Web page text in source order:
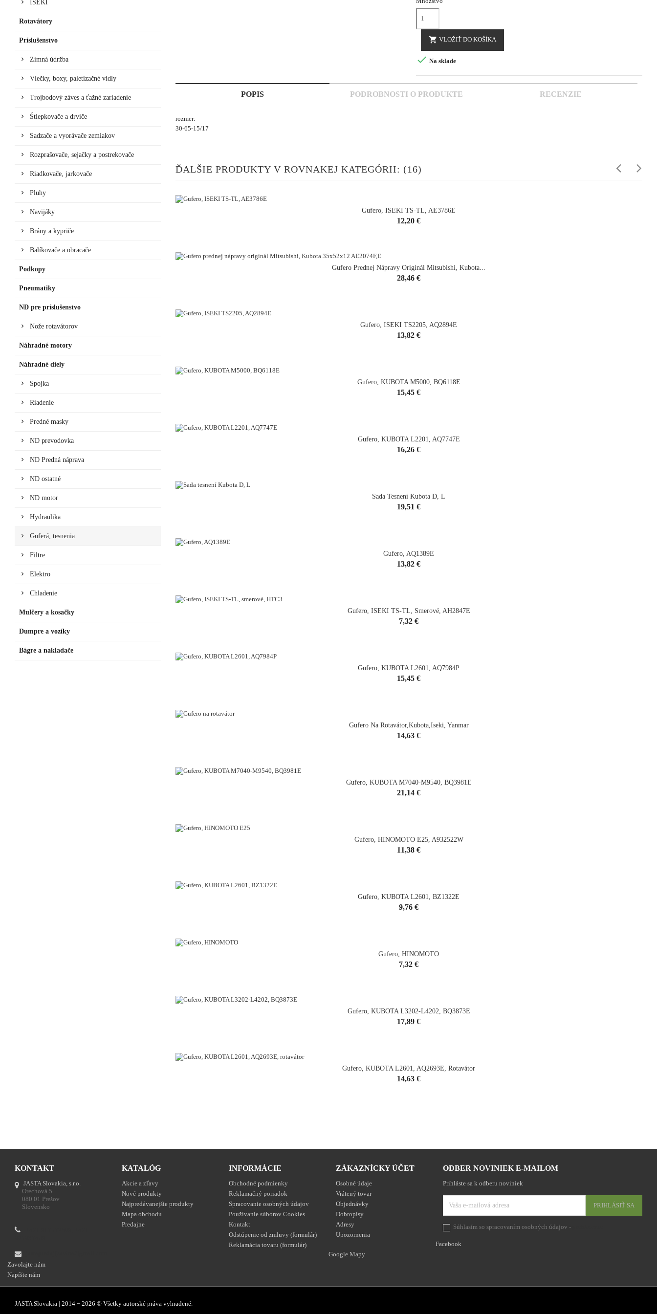
ISEKI
Rotavátory
Príslušenstvo
Zimná údržba
Vlečky, boxy, paletizačné vidly
Trojbodový záves a ťažné zariadenie
Štiepkovače a drviče
Sadzače a vyorávače zemiakov
Rozprašovače, sejačky a postrekovače
Riadkovače, jarkovače
Pluhy
Navijáky
Brány a kypriče
Balíkovače a obracače
Podkopy
Pneumatiky
ND pre príslušenstvo
Nože rotavátorov
Náhradné motory
Náhradné diely
Spojka
Riadenie
Predné masky
ND prevodovka
ND Predná náprava
ND ostatné
ND motor
Hydraulika
Guferá, tesnenia
Filtre
Elektro
Chladenie
Mulčery a kosačky
Dumpre a vozíky
Bágre a nakladače
 VLOŽIŤ DO KOŠÍKA
 Na sklade
POPIS PODROBNOSTI O PRODUKTE RECENZIE
rozmer:
30-65-15/17
ĎALŠIE PRODUKTY V ROVNAKEJ KATEGÓRII: (16)
Gufero, ISEKI TS-TL, AE3786E
Cena
12,20 €
Gufero Prednej Nápravy Originál Mitsubishi, Kubota...
Cena
28,46 €
Gufero, ISEKI TS2205, AQ2894E
Cena
13,82 €
Gufero, KUBOTA M5000, BQ6118E
Cena
15,45 €
Gufero, KUBOTA L2201, AQ7747E
Cena
16,26 €
Sada Tesnení Kubota D, L
Cena
19,51 €
Gufero, AQ1389E
Cena
13,82 €
Gufero, ISEKI TS-TL, Smerové, AH2847E
Cena
7,32 €
Gufero, KUBOTA L2601, AQ7984P
Cena
15,45 €
Gufero Na Rotavátor,Kubota,Iseki, Yanmar
Cena
14,63 €
Gufero, KUBOTA M7040-M9540, BQ3981E
Cena
21,14 €
Gufero, HINOMOTO E25, A932522W
Cena
11,38 €
Gufero, KUBOTA L2601, BZ1322E
Cena
9,76 €
Gufero, HINOMOTO
Cena
7,32 €
Gufero, KUBOTA L3202-L4202, BQ3873E
Cena
17,89 €
Gufero, KUBOTA L2601, AQ2693E, Rotavátor
Cena
14,63 €
KONTAKT
JASTA Slovakia, s.r.o.
Orechová 5
080 01 Prešov
Slovensko
KATALÓG
Akcie a zľavy
Nové produkty
Najpredávanejšie produkty
Mapa obchodu
Predajne
INFORMÁCIE
Obchodné podmienky
Reklamačný poriadok
Spracovanie osobných údajov
Používanie súborov Cookies
Kontakt
Odstúpenie od zmluvy (formulár)
Reklamácia tovaru (formulár)
ZÁKAZNÍCKY ÚČET
Osobné údaje
Vrátený tovar
Objednávky
Dobropisy
Adresy
Upozornenia
ODBER NOVINIEK E-MAILOM
Prihláste sa k odberu noviniek
Súhlasím so spracovaním osobných údajov -
Facebook
Google Mapy
Zavolajte nám
Napíšte nám
JASTA Slovakia | 2014 − 2026 © Všetky autorské práva vyhradené.